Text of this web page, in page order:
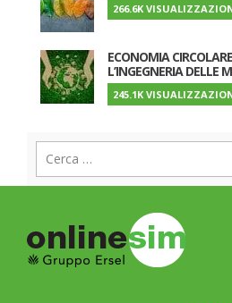
266.6K
ECONOMIA
L’INGEGNERIA DELLE
245.1K